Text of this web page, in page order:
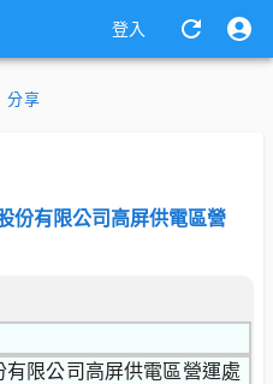
登入
分享
份有限公司高屏供電區營
有限公司高屏供電區營運處